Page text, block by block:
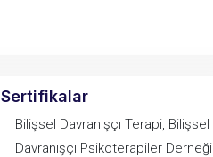
Sertifikalar
Bilişsel Davranışçı Terapi, Bilişsel
Davranışçı Psikoterapiler Derneği